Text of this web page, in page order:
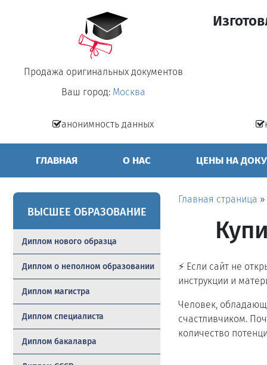
Продажа оригинальных документов
Ваш город: Москва
анонимность данных
ГЛАВНАЯ О НАС ЦЕНЫ НА
ВЫСШЕЕ ОБРАЗОВАНИЕ
Диплом нового образца
Диплом о неполном образовании
Диплом магистра
Диплом специалиста
Диплом бакалавра
Главная страница
⚡ Если сайт не
инструкции и
Человек,
счастливчиком.
количество